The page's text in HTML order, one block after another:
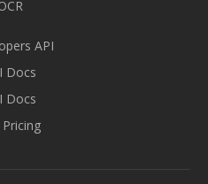
API
Docs
Docs